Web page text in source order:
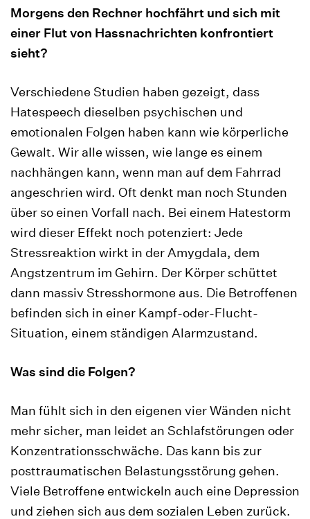
Morgens den Rechner hochfährt und sich mit
einer Flut von Hassnachrichten konfrontiert
sieht?
Verschiedene Studien haben gezeigt, dass
Hatespeech dieselben psychischen und
emotionalen Folgen haben kann wie körperliche
Gewalt. Wir alle wissen, wie lange es einem
nachhängen kann, wenn man auf dem Fahrrad
angeschrien wird. Oft denkt man noch Stunden
über so einen Vorfall nach. Bei einem Hatestorm
wird dieser Effekt noch potenziert: Jede
Stressreaktion wirkt in der Amygdala, dem
Angstzentrum im Gehirn. Der Körper schüttet
dann massiv Stresshormone aus. Die Betroffenen
befinden sich in einer Kampf-oder-Flucht-
Situation, einem ständigen Alarmzustand.
Was sind die Folgen?
Man fühlt sich in den eigenen vier Wänden nicht
mehr sicher, man leidet an Schlafstörungen oder
Konzentrationsschwäche. Das kann bis zur
posttraumatischen Belastungsstörung gehen.
Viele Betroffene entwickeln auch eine Depression
und ziehen sich aus dem sozialen Leben zurück.